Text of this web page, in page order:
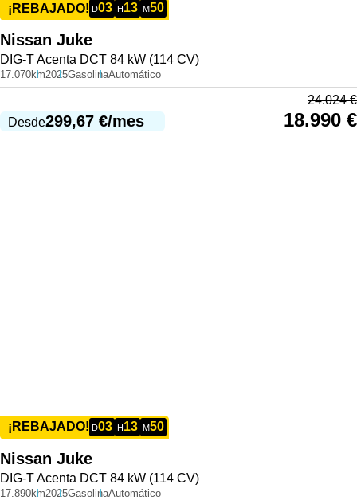
¡REBAJADO! D03 H13 M50
Nissan Juke
DIG-T Acenta DCT 84 kW (114 CV)
17.070km2025GasolinaAutomático
Desde299,67 €/mes
24.024€
18.990 €
¡REBAJADO! D03 H13 M50
Nissan Juke
DIG-T Acenta DCT 84 kW (114 CV)
17.890km2025GasolinaAutomático